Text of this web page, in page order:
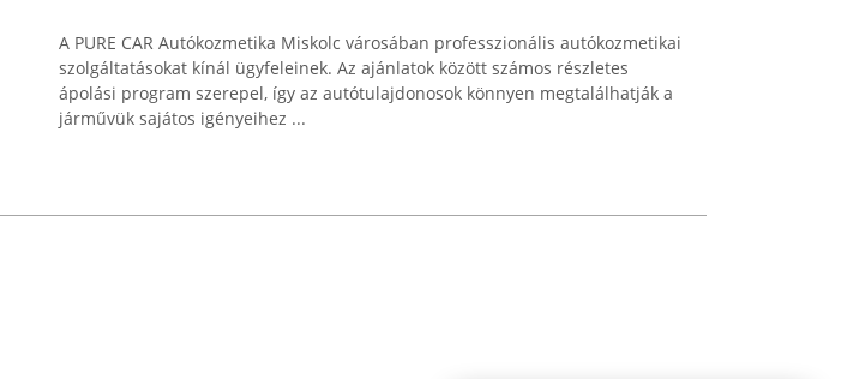
A PURE CAR Autókozmetika Miskolc városában professzionális autókozmetikai
szolgáltatásokat kínál ügyfeleinek. Az ajánlatok között számos részletes
ápolási program szerepel, így az autótulajdonosok könnyen megtalálhatják a
járművük sajátos igényeihez ...